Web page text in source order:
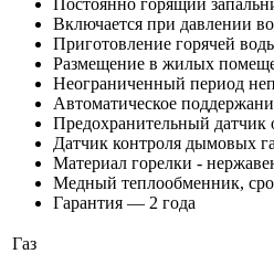
Включается при давлении
Приготовление горячей
Размещение в жилых
Неограниченный период
Автоматическое
Предохранительный датчик
Датчик контроля дымовых
Материал горелки -
Медный теплообменник,
Гарантия — 2 года
Газ